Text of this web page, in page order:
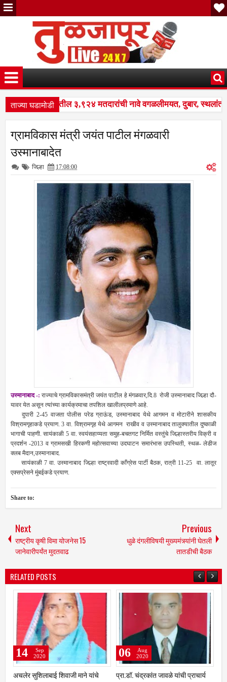
ताज्या घडामोडी
: नळदुर्ग शहरातील ३,९२४ मतदारांची नावे वगळलीमयत, दुबार,
पुनरीक्षण कार्यक्रमात मोठे बदल; भारत निवडणूक आयोगाने सुधारित
: नळदुर्ग शहरातील ३,९२४ मतदारांची नावे वगळलीमयत, दुबार,
ग्रामविकास मंत्री जयंत पाटील मंगळवारी
उस्मानाबादेत
जिल्हा 17:08:00
उस्मानाबाद -:राज्याचे ग्रामविकासमंत्री जयंत पाटील हे मंगळवार,दि.8 रोजी उस्मानाबाद जिल्हा दौ-
यावर येत असून त्यांच्या कार्यक्रमाचा तपशिल खालीलप्रमाणे आहे.
दुपारी 2-45 वाजता पोलीस परेड ग्राऊंड, उस्मानाबाद येथे आगमन व मोटारीने शासकीय
विश्रामगृहाकडे प्रयाण. 3 वा. विश्रामगृह येथे आगमन राखीव व उस्मानाबाद तालुक्यातील दुष्काळी
भागाची पाहणी. सायंकाळी 5 वा. स्वयंसहाय्यता समुह-बचतगट निर्मित वस्तुंचे जिल्हास्तरीय विक्री व
प्रदर्शन -2013 व ग्रामसखी हिरकणी महोत्सवाच्या उदघाटन समारंभास उपस्थिती, स्थळ- लेडीज
क्लब मैदान,उस्मानाबाद.
सायंकाळी 7 वा. उस्मानाबाद जिल्हा राष्ट्रवादी काँग्रेस पार्टी बैठक, रात्री 11-25 वा. लातूर
एक्सप्रेसने मुंबईकडे प्रयाण.
Share to:
Next
राष्ट्रीय कृषी विमा योजनेस 15
जानेवारीपर्यंत मुदतवाढ
Previous
धुळे दंगलीविषयी मुख्यमंत्र्यांनी घेतली
तातडीची बैठक
RELATED POSTS
प्रा.डॉ. चंद्रकांत जावळे यांची प्राचार्य
06
Aug
2020
वंजारी सेवा संघाची उस्मानाबाद जिल्हयाची
05
Aug
2020